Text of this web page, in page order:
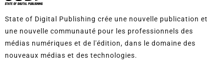
State of Digital Publishing crée une nouvelle publication et
une nouvelle communauté pour les professionnels des
médias numériques et de l'édition, dans le domaine des
nouveaux médias et des technologies.